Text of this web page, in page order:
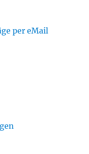
per eMail